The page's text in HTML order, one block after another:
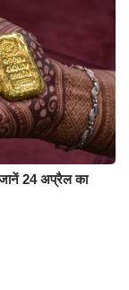
24 अप्रैल का